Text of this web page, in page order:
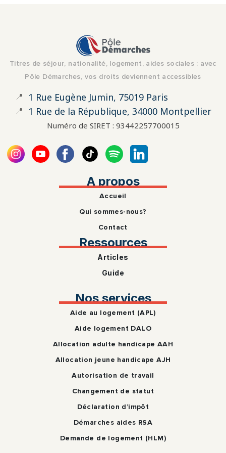
Titres de séjour, nationalité, logement, aides sociales : avec
Pôle Démarches, vos droits deviennent accessibles
📍 1 Rue Eugène Jumin, 75019 Paris
📍 1 Rue de la République, 34000 Montpellier
Numéro de SIRET : 93442257700015
A propos
Accueil
Qui sommes-nous?
Contact
Ressources
Articles
Guide
Nos services
Aide au logement (APL)
Aide logement DALO
Allocation adulte handicape AAH
Allocation jeune handicape AJH
Autorisation de travail
Changement de statut
Déclaration d’impôt
Démarches aides RSA
Demande de logement (HLM)